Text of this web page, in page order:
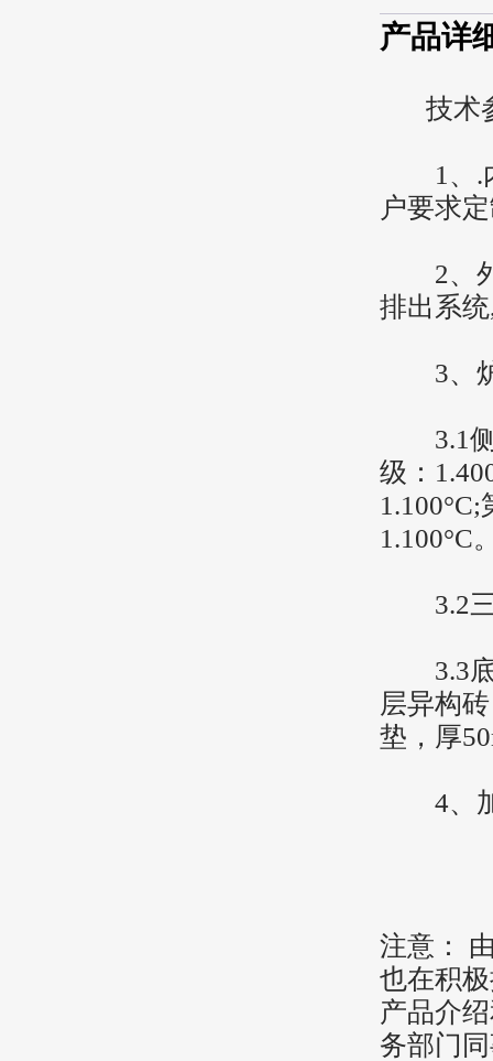
产品详
技术
1、.内
户要求
2、外
排出系
3、炉
3.1侧
级：
1.100°C
3.2三
3.3底
层异构
垫，厚
4、加
注意：
也在积
产品介
务部门